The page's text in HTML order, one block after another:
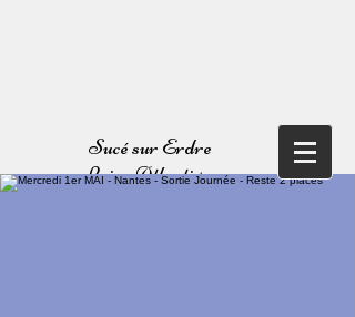
Sucé sur Erdre
Loire Atlantique